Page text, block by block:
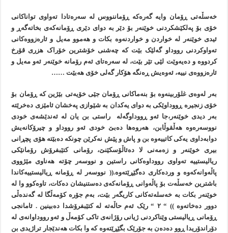
خەسڵەتی ڕۆمان وايە گەرەکە ڕۆماننووس لە سەرەتادا تەواوی تواناکانی
خۆی بۆ پەلکێشکردنی خوێنەر بۆ دێر بە دوای دێری ڕۆمانەکەی بخاتەگەڕ و
ئيدی خوێنەر لە خواردن و خواردنەوە بکات و هەموو مەيل و ئارەزووەکانی
تەواوکردنی رووداو گەلێک بێت کە چەشنی خۆشترين خۆراک هزری قۆرخ
کردووە و دەيەوێت لێی تێر بێت، لە سەرەتای ئەم رۆمانە خوێنەر ئەو مەيل و
ئارەزووەی نييە، ئەوەيش ڕەنگە هۆکار گەلی خۆی هەبێت ……
بەر لەوەی غلۆربينەوە بۆ بنەماکانی ڕۆمان جێی خۆيەتی بێژين کە ڕۆمان بۆ
خۆی زنجيرە ڕووداوێکی بە دوای يەکدان بە شێوازی پەخشان ئامێزی دەخرێتە
بەر ديدی خوێنەر،جا ئەو ڕووداوگەلە راستی بن يان لە ئەندێشەی خودی
نووسەرەوە هەڵقوڵابن، هەروەها دەبێ خودی ئەو رووداو و چيرۆکانەيش
دوابەداوی يەکی کاتييەوە بن و پاش و پێش نەکرێن چونکە دەبێتە هۆی پچڕانی
بيری خوێنەر و زەمەنی لا دەئاڵۆسکێنێ، رۆمانی کتێبفرۆش رۆمانێکی
رياليستييە تەواوی رووداوەکانی راستين و نووسەر چۆتە هەناوی مێژووی
پاڵەوانەکەوە و وردەکاری دەگێڕێتەوە.(( نووسەر لە ڕۆمانە ڕياليستييەکاندا
باشترين خەسڵەت بۆ پاڵەوانی ڕۆمانەکەی دەستنيشان دەکات، تاوەکوو وا لە
خوێنەر بکات بە خەسلەتەکانی کاريگەر بێت، بەم جۆرە کۆمەڵگا لە گەندەڵی
دوور دەخاتەوە )) “ ٢ “ رێک ئەم حاڵەتە لە کتێبفرۆشدا دەبينين . ئامانجی
ڕۆمانی ڕياليستی وێناکردنی ژيانی رۆژانەی تاکی کۆمەڵ و ئەو رووداوانەی لە
دۆراندۆريدا ڕوو دەدەن بە جۆرێک بگێڕێتەوە کە وا بکات هەندێجار تراژيدی بن